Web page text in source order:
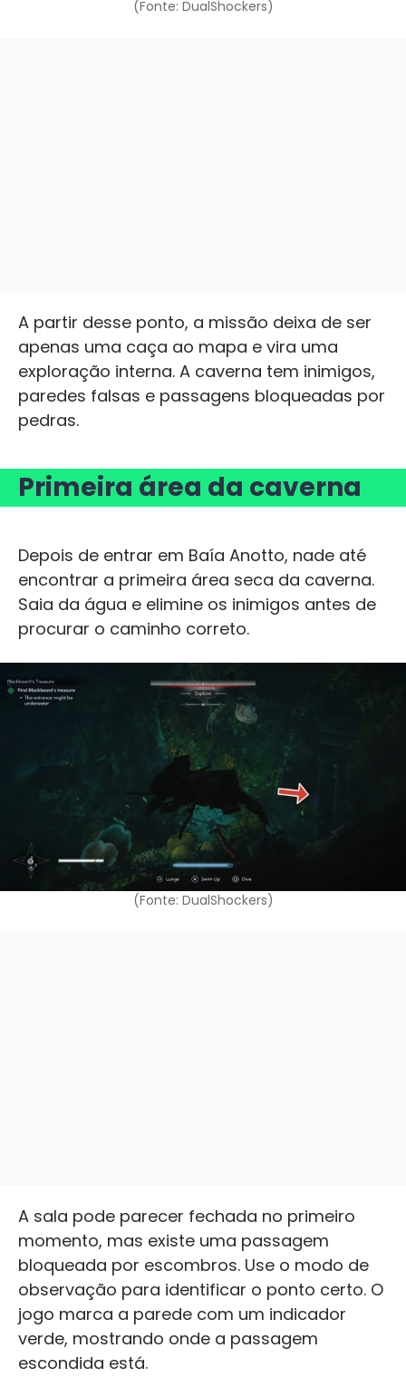
(Fonte: DualShockers)
A partir desse ponto, a missão deixa de ser
apenas uma caça ao mapa e vira uma
exploração interna. A caverna tem inimigos,
paredes falsas e passagens bloqueadas por
pedras.
Primeira área da caverna
Depois de entrar em Baía Anotto, nade até
encontrar a primeira área seca da caverna.
Saia da água e elimine os inimigos antes de
procurar o caminho correto.
(Fonte: DualShockers)
A sala pode parecer fechada no primeiro
momento, mas existe uma passagem
bloqueada por escombros. Use o modo de
observação para identificar o ponto certo. O
jogo marca a parede com um indicador
verde, mostrando onde a passagem
escondida está.